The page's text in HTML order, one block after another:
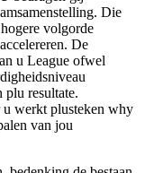
Die
volgorde
De
u League ofwel
plu resultate.
u werkt plusteken why
van jou